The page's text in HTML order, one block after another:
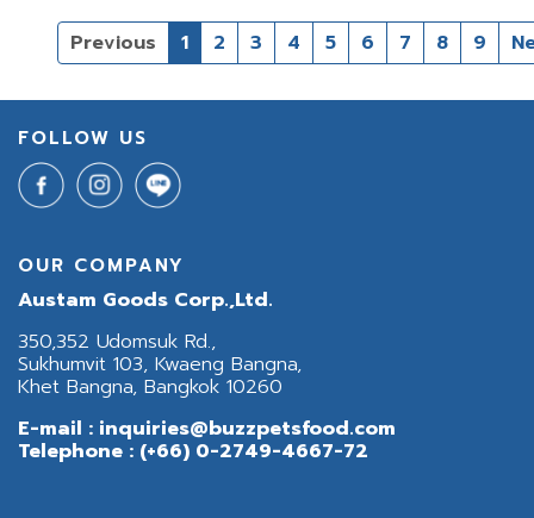
Previous 1 2 3 4 5 6 7 8 9
FOLLOW US
OUR COMPANY
Austam Goods Corp.,Ltd.
350,352 Udomsuk Rd.,
Sukhumvit 103, Kwaeng Bangna,
Khet Bangna, Bangkok 10260
E-mail : inquiries@buzzpetsfood.com
Telephone : (+66) 0-2749-4667-72